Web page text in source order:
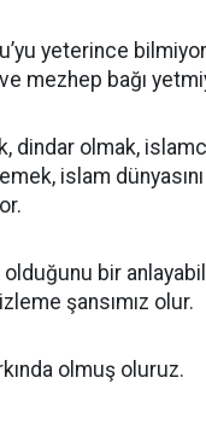
yeterince
mezhep bağı
dindar olmak,
islam
olduğunu bir
şansımız olur.
olmuş oluruz.